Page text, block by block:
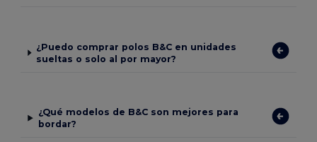
¿Puedo comprar polos B&C en unidades
sueltas o solo al por mayor?
¿Qué modelos de B&C son mejores para
bordar?